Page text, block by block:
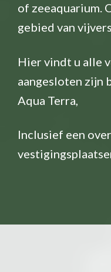
of zeeaquarium.
gebied van
Hier vindt u alle
aangesloten zijn
Aqua Terra,
Inclusief een